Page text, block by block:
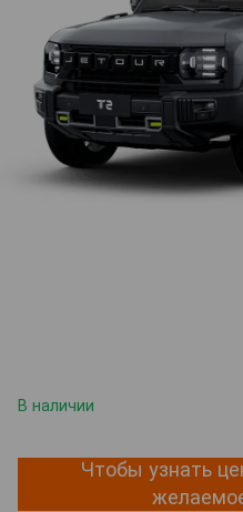
В наличии
Чтобы узнать